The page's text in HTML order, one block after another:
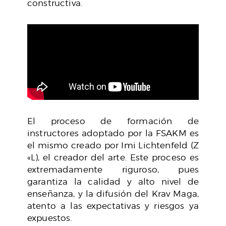
constructiva.
El proceso de formación de
instructores adoptado por la FSAKM es
el mismo creado por Imi Lichtenfeld (Z
«L), el creador del arte. Este proceso es
extremadamente riguroso, pues
garantiza la calidad y alto nivel de
enseñanza, y la difusión del Krav Maga,
atento a las expectativas y riesgos ya
expuestos.